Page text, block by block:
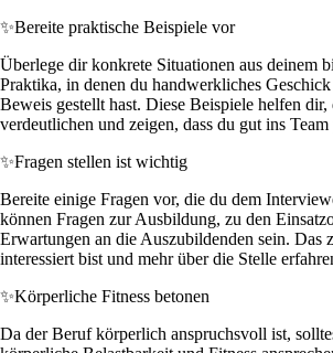
✨Bereite praktische Beispiele vor
Überlege dir konkrete Situationen aus deinem
Praktika, in denen du handwerkliches
Beweis gestellt hast. Diese Beispiele helfen
verdeutlichen und zeigen, dass du gut ins Team
✨Fragen stellen ist wichtig
Bereite einige Fragen vor, die du dem
können Fragen zur Ausbildung, zu den
Erwartungen an die Auszubildenden sein. Das
interessiert bist und mehr über die Stelle
✨Körperliche Fitness betonen
Da der Beruf körperlich anspruchsvoll ist,